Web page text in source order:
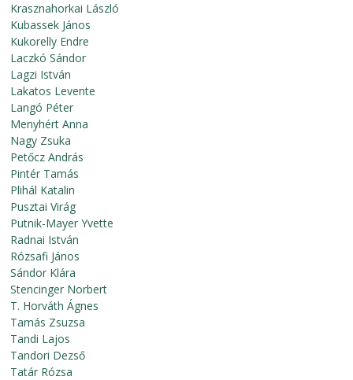
Krasznahorkai László
Kubassek János
Kukorelly Endre
Laczkó Sándor
Lagzi István
Lakatos Levente
Langó Péter
Menyhért Anna
Nagy Zsuka
Petőcz András
Pintér Tamás
Plihál Katalin
Pusztai Virág
Putnik-Mayer Yvette
Radnai István
Rózsafi János
Sándor Klára
Stencinger Norbert
T. Horváth Ágnes
Tamás Zsuzsa
Tandi Lajos
Tandori Dezső
Tatár Rózsa